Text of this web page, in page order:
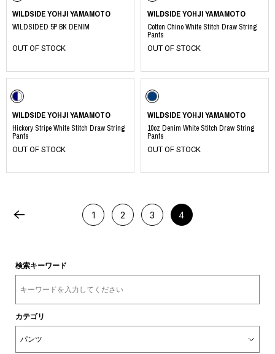
WILDSIDE YOHJI YAMAMOTO
WILDSIDED 5P BK DENIM
OUT OF STOCK
WILDSIDE YOHJI YAMAMOTO
Cotton Chino White Stitch Draw String
Pants
OUT OF STOCK
WILDSIDE YOHJI YAMAMOTO
Hickory Stripe White Stitch Draw String
Pants
OUT OF STOCK
WILDSIDE YOHJI YAMAMOTO
10oz Denim White Stitch Draw String
Pants
OUT OF STOCK
1 2 3 4
検索キーワード
カテゴリ